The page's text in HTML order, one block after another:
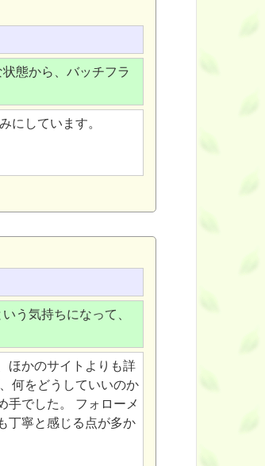
態から、バッチフラ
にしています。
う気持ちになって、
ほかのサイトよりも詳
何をどうしていいのか
手でした。 フォローメ
丁寧と感じる点が多か